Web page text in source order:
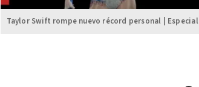
Taylor Swift rompe nuevo récord personal | Especial